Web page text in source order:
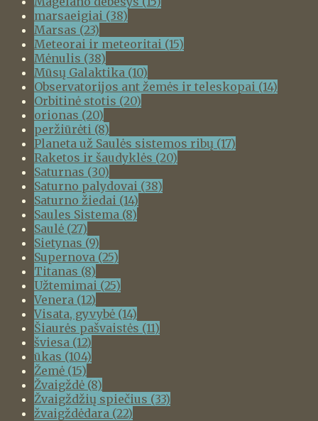
marsaeigiai (38)
Marsas (23)
Meteorai ir meteoritai (15)
Mėnulis (38)
Mūsų Galaktika (10)
Observatorijos ant žemės ir teleskopai (14)
Orbitinė stotis (20)
orionas (20)
peržiūrėti (8)
Planeta už Saulės sistemos ribų (17)
Raketos ir šaudyklės (20)
Saturnas (30)
Saturno palydovai (38)
Saturno žiedai (14)
Saules Sistema (8)
Saulė (27)
Sietynas (9)
Supernova (25)
Titanas (8)
Užtemimai (25)
Venera (12)
Visata, gyvybė (14)
Šiaurės pašvaistės (11)
šviesa (12)
ūkas (104)
Žemė (15)
Žvaigždė (8)
Žvaigždžių spiečius (33)
žvaigždėdara (22)